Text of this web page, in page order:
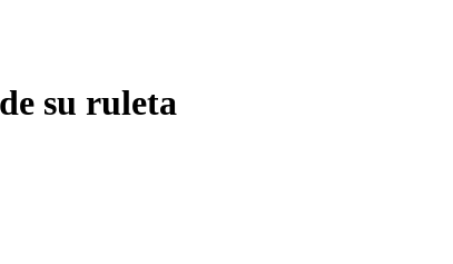
su ruleta